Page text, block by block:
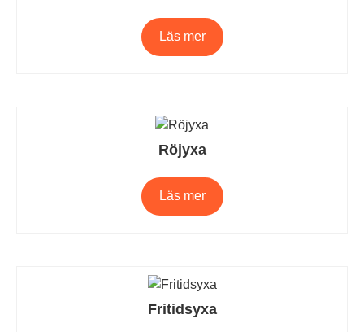
Läs mer
Röjyxa
Läs mer
Fritidsyxa